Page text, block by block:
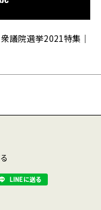
議院選挙2021特集｜
LINEに送る